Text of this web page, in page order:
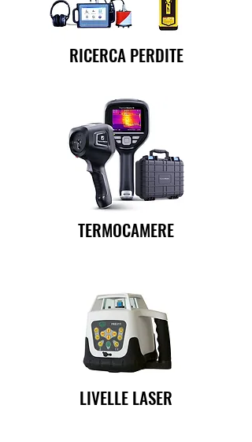
RICERCA PERDITE
TERMOCAMERE
LIVELLE LASER